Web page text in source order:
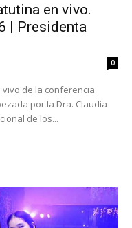
en vivo.
| Presidenta
0
de la conferencia
por la Dra. Claudia
de los...